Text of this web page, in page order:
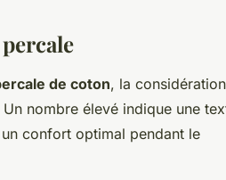
de coton, la
Un nombre élevé indique une
confort optimal pendant le